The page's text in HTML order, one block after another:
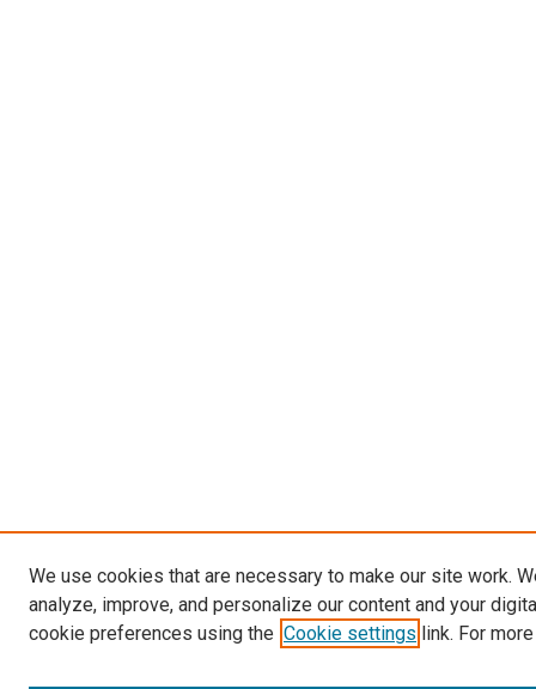
We use cookies that are necessary to make our site work.
analyze, improve, and personalize our content and your
cookie preferences using the Cookie settings link. For